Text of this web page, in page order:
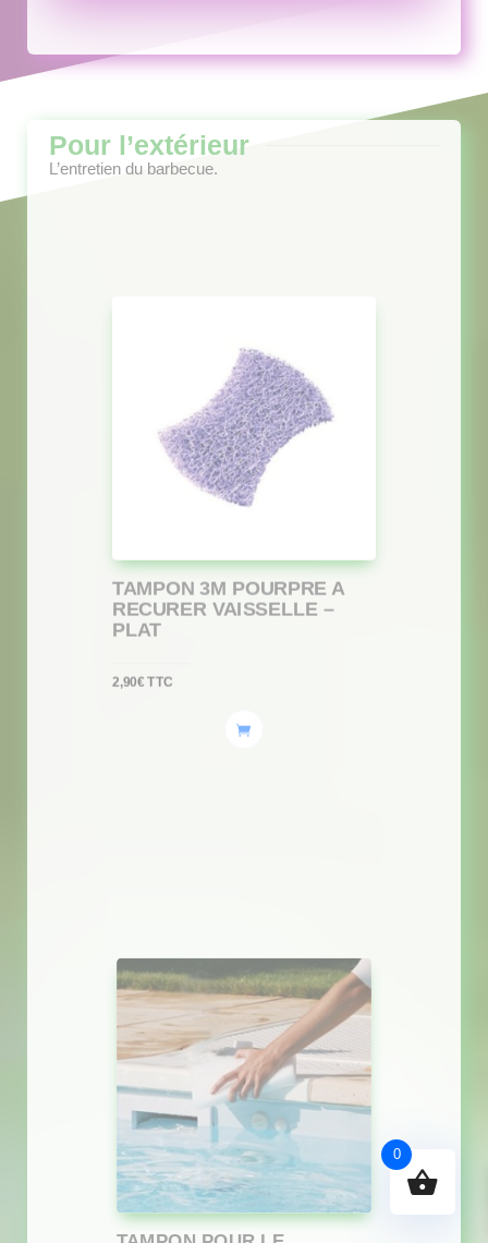
Pour l’extérieur
L’entretien du barbecue.
TAMPON 3M POURPRE A
RECURER VAISSELLE –
PLAT
2,90€ TTC
0